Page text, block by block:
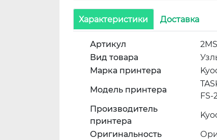
Характеристики Доставка
Артикул
Вид товара
Марка принтера
Модель принтера
FS-
Производитель
принтера
Оригинальность